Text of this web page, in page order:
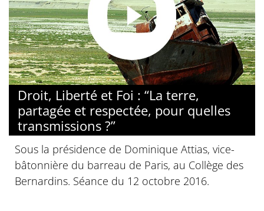
Droit, Liberté et Foi : “La terre,
partagée et respectée, pour quelles
transmissions ?”
Sous la présidence de Dominique Attias, vice-
bâtonnière du barreau de Paris, au Collège des
Bernardins. Séance du 12 octobre 2016.